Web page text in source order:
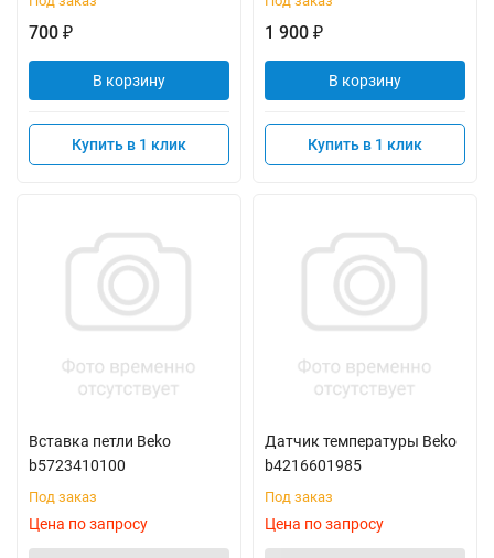
700 ₽
В корзину
Купить в 1 клик
1 900 ₽
В корзину
Купить в 1 клик
Вставка петли Beko
b5723410100
Под заказ
Цена по запросу
Датчик температуры Beko
b4216601985
Под заказ
Цена по запросу